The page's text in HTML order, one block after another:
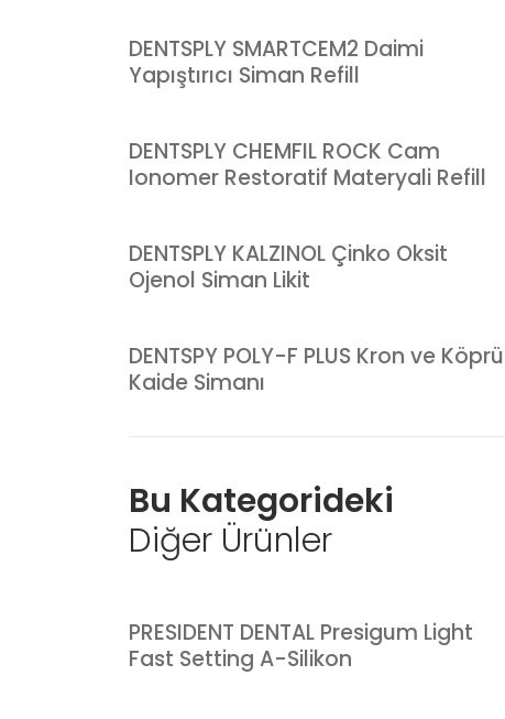
DENTSPLY SMARTCEM2 Daimi
Yapıştırıcı Siman Refill
DENTSPLY CHEMFIL ROCK Cam
Ionomer Restoratif Materyali Refill
DENTSPLY KALZINOL Çinko Oksit
Ojenol Siman Likit
DENTSPY POLY-F PLUS Kron ve Köprü
Kaide Simanı
Bu Kategorideki
Diğer Ürünler
PRESIDENT DENTAL Presigum Light
Fast Setting A-Silikon